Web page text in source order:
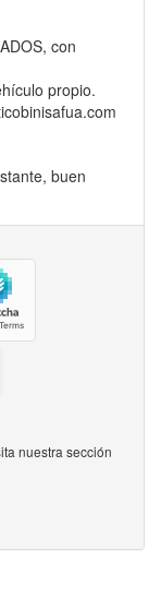
con
propio.
buen
nuestra sección